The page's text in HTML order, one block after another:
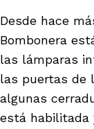
Desde hace
Bombonera
las lámparas
las puertas de
algunas
está habilitada
del
del Cesar